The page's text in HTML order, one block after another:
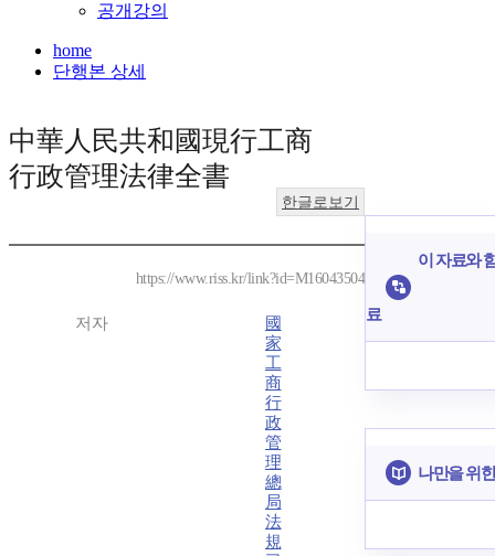
공개강의
home
단행본 상세
中華人民共和國現行工商
行政管理法律全書
한글로보기
https://www.riss.kr/link?id=M16043504
저자
國
家
工
商
行
政
管
理
總
局
法
規
이 자료와
료
나만을 위